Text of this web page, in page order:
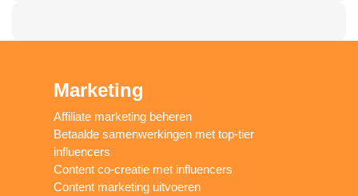
Marketing
Affiliate marketing beheren
Betaalde samenwerkingen met top-tier
influencers
Content co-creatie met influencers
Content marketing uitvoeren